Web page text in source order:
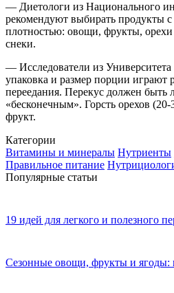
— Диетологи из Национального
рекомендуют выбирать продукты
плотностью: овощи, фрукты,
снеки.
— Исследователи из
упаковка и размер порции играют
переедания. Перекус должен быть
«бесконечным». Горсть орехов
фрукт.
Категории
Витамины и минералы Нутриенты
Правильное питание
Популярные статьи
19 идей для легкого и полезного
Сезонные овощи, фрукты и ягоды: